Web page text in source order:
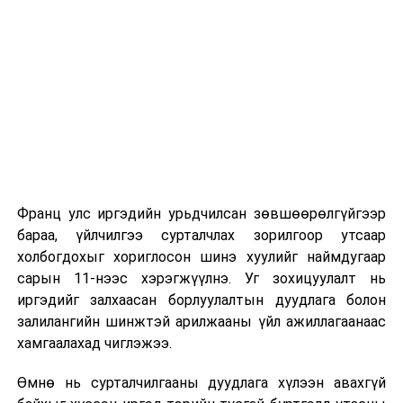
2026 оны 9 дүгээр сарын 13-наас оюутнуудыг
дотуур байранд оруулж эхэлнэ.
Сургууль, цэцэрлэгийн үйл ажиллагааны
зохицуулалт
2026 оны 8 дугаар сарын 17–28-ны өдрүүдэд
байранд элсэлт, бүртгэл болон бусад аливаа
Франц улс иргэдийн урьдчилсан зөвшөөрөлгүйгээр
бараа, үйлчилгээ сурталчлах зорилгоор утсаар
холбогдохыг хориглосон шинэ хуулийг наймдугаар
сарын 11-нээс хэрэгжүүлнэ. Уг зохицуулалт нь
иргэдийг залхаасан борлуулалтын дуудлага болон
залилангийн шинжтэй арилжааны үйл ажиллагаанаас
хамгаалахад чиглэжээ.
Өмнө нь сурталчилгааны дуудлага хүлээн авахгүй